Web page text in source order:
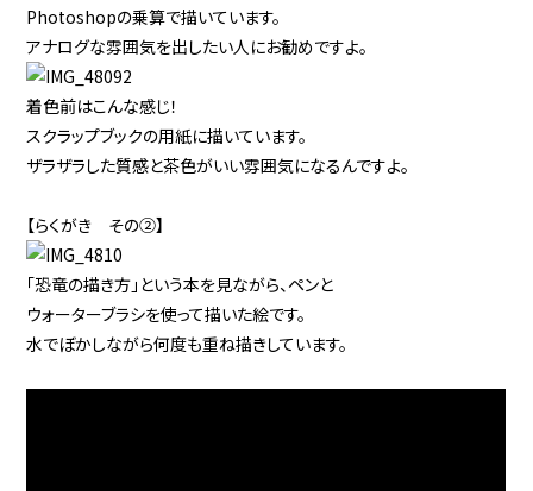
Photoshopの乗算で描いています。
アナログな雰囲気を出したい人にお勧めですよ。
着色前はこんな感じ！
スクラップブックの用紙に描いています。
ザラザラした質感と茶色がいい雰囲気になるんですよ。
【らくがき その②】
「恐竜の描き方」という本を見ながら、ペンと
ウォーターブラシを使って描いた絵です。
水でぼかしながら何度も重ね描きしています。